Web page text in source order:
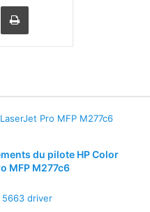
par email Imprimer
du pilote HP Color
MFP M277c6